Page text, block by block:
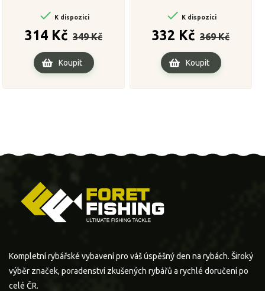
 K dispozici
314 Kč
cena
349 Kč
Koupit
 K dispozici
332 Kč
cena
369 Kč
Koupit
Kompletní rybářské vybavení pro váš úspěšný den na rybách. Široký
výběr značek, poradenství zkušených rybářů a rychlé doručení po
celé ČR.